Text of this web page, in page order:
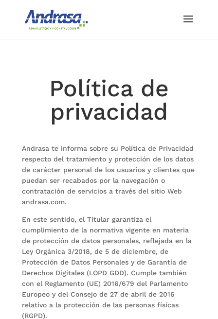
Política de
privacidad
Andrasa te informa sobre su Política de Privacidad
respecto del tratamiento y protección de los datos
de carácter personal de los usuarios y clientes que
puedan ser recabados por la navegación o
contratación de servicios a través del sitio Web
andrasa.com.
En este sentido, el Titular garantiza el
cumplimiento de la normativa vigente en materia
de protección de datos personales, reflejada en la
Ley Orgánica 3/2018, de 5 de diciembre, de
Protección de Datos Personales y de Garantía de
Derechos Digitales (LOPD GDD). Cumple también
con el Reglamento (UE) 2016/679 del Parlamento
Europeo y del Consejo de 27 de abril de 2016
relativo a la protección de las personas físicas
(RGPD).